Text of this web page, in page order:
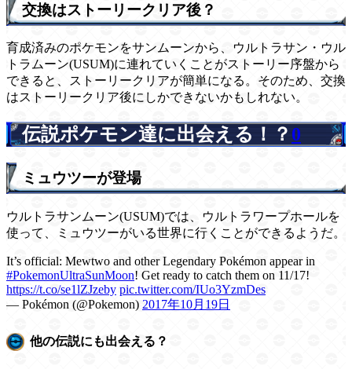
交換はストーリークリア後？
育成済みのポケモンをサンムーンから、ウルトラサン・ウル
トラムーン(USUM)に連れていくことがストーリー序盤から
できると、ストーリークリアが簡単になる。そのため、交換
はストーリークリア後にしかできないかもしれない。
伝説ポケモン達に出会える！？ 0
ミュウツーが登場
ウルトラサンムーン(USUM)では、ウルトラワープホールを
使って、ミュウツーがいる世界に行くことができるようだ。
It’s official: Mewtwo and other Legendary Pokémon appear in
#PokemonUltraSunMoon! Get ready to catch them on 11/17!
https://t.co/se1lZJzeby pic.twitter.com/IUo3YzmDes
— Pokémon (@Pokemon) 2017年10月19日
他の伝説にも出会える？